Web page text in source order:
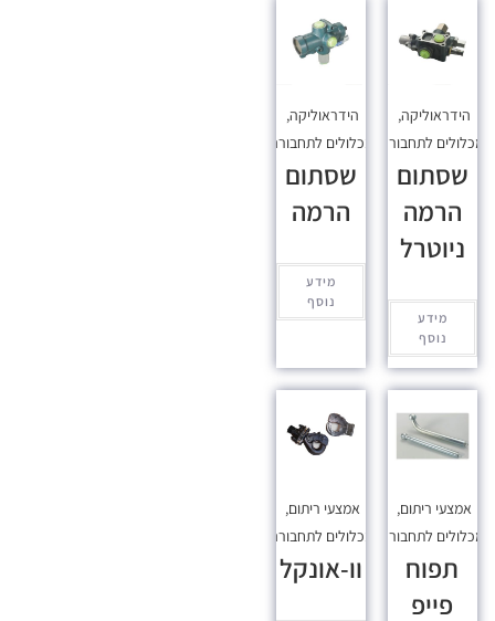
הידראוליקה,
מכלולים לתחבורה
שסתום
הרמה
ניוטרל
מידע
נוסף
הידראוליקה,
מכלולים לתחבורה
שסתום
הרמה
מידע
נוסף
אמצעי ריתום,
מכלולים לתחבורה
תפוח
פייפ
אמצעי ריתום,
מכלולים לתחבורה
וו-אונקל